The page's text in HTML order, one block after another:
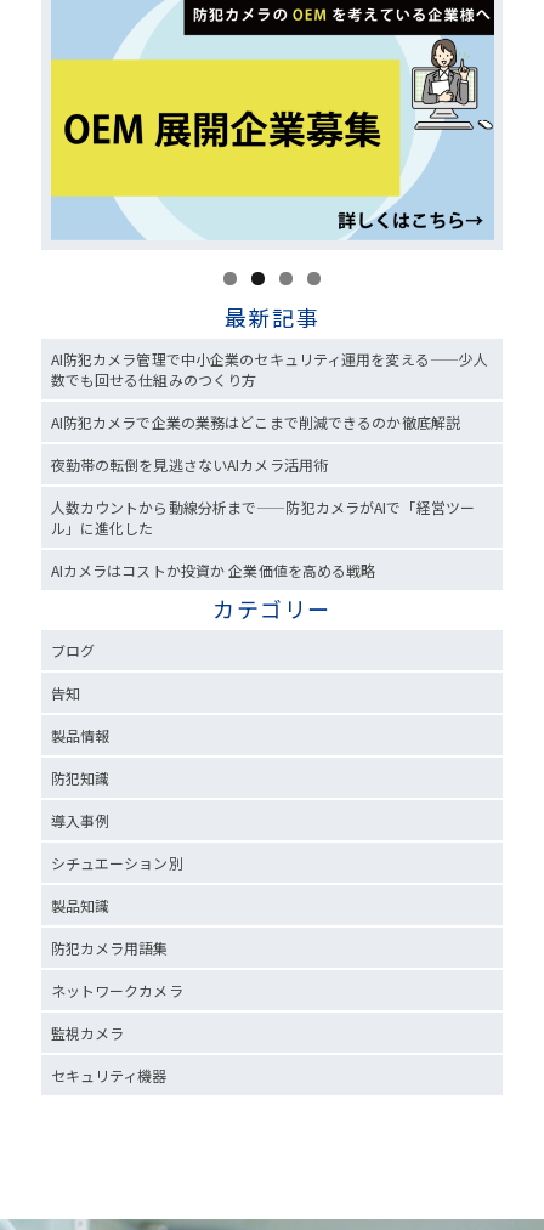
最新記事
AI防犯カメラ管理で中小企業のセキュリティ運用を変える——少人
数でも回せる仕組みのつくり方
AI防犯カメラで企業の業務はどこまで削減できるのか徹底解説
夜勤帯の転倒を見逃さないAIカメラ活用術
人数カウントから動線分析まで——防犯カメラがAIで「経営ツー
ル」に進化した
AIカメラはコストか投資か 企業価値を高める戦略
カテゴリー
ブログ
告知
製品情報
防犯知識
導入事例
シチュエーション別
製品知識
防犯カメラ用語集
ネットワークカメラ
監視カメラ
セキュリティ機器